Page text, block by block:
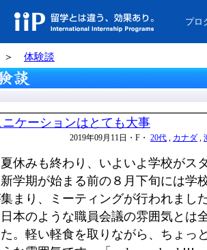
プロ
体験談
ニケーションはとても大事
2019年09月11日・F・ 20代 , カナダ ,
休みも終わり、いよいよ学校がス
学期が始まる前の８月下旬には学
まり、ミーティングが行われまし
本のような職員会議の雰囲気とは
。軽い軽食を取りながら、ちょっ